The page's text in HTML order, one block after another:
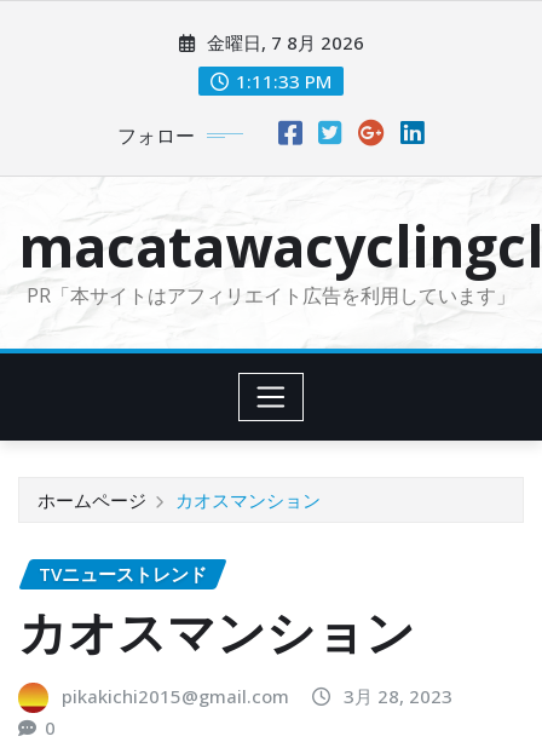
に
金曜日, 7 8月 2026
1:11:34 PM
フォロー
PR「本サイトはアフィリエイト広告を利用しています」
ホームページ カオスマンション
TVニューストレンド
カオスマンション
pikakichi2015@gmail.com
3月 28, 2023
0